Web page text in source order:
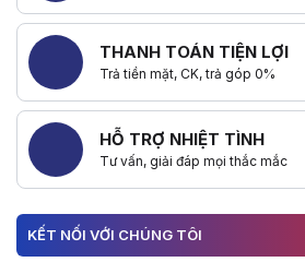
THANH TOÁN TIỆN LỢI
Trả tiền mặt, CK, trả góp 0%
HỖ TRỢ NHIỆT TÌNH
Tư vấn, giải đáp mọi thắc mắc
KẾT NỐI VỚI CHÚNG TÔI